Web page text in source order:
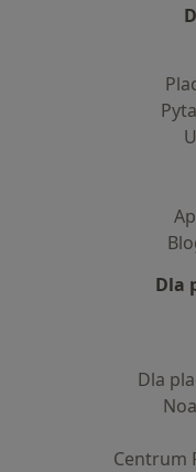
Dla
Dla
Centrum